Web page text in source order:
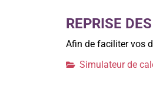
REPRISE
Afin de faciliter vos
Simulateur de